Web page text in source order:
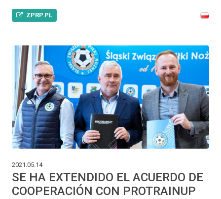
ZPRP.PL
2021.05.14
SE HA EXTENDIDO EL ACUERDO DE
COOPERACIÓN CON PROTRAINUP